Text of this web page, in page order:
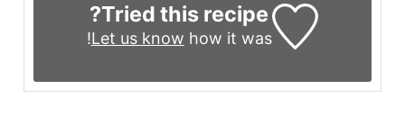
Tried this recipe?
Let us know how it was!